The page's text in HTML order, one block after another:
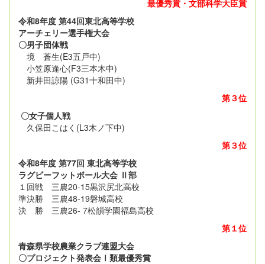
最優秀賞・文部科学大臣賞
令和8年度 第44回東北高等学校
アーチェリー選手権大会
〇男子団体戦
境 蒼生(E3五戸中)
小笠原逢心(F3三本木中)
新井田諒陽 (G31十和田中)
第３位
〇女子個人戦
久保田こはく(L3木ノ下中)
第３位
令和8年度 第77回 東北高等学校
ラグビーフットボール大会 Ⅱ部
１回戦 三農20-15黒沢尻北高校
準決勝 三農48-19磐城高校
決 勝 三農26- 7松韻学園福島高校
第１位
青森県学校農業クラブ連盟大会
〇プロジェクト発表会Ⅰ類最優秀賞